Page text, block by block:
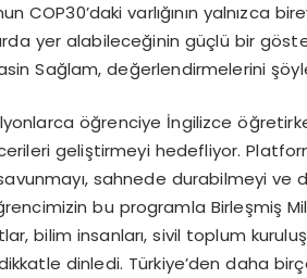
COP30’daki varlığının yalnızca
yer alabileceğinin güçlü bir
Sağlam, değerlendirmelerini
öğrenciye İngilizce
geliştirmeyi hedefliyor.
sahnede durabilmeyi ve
bu programla Birleşmiş
bilim insanları, sivil toplum
dinledi. Türkiye’den daha